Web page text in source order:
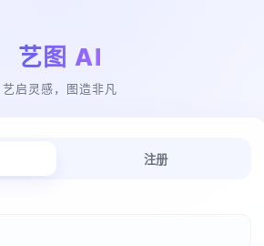
艺图 AI
艺启灵感，图造非凡
注册